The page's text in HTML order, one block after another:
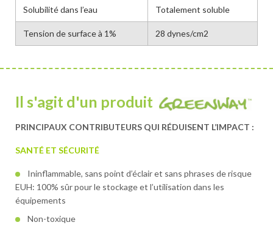
Solubilité dans l’eau Totalement soluble
Tension de surface à 1% 28 dynes/cm2
Il s'agit d'un produit
PRINCIPAUX CONTRIBUTEURS QUI RÉDUISENT L’IMPACT :
SANTÉ ET SÉCURITÉ
Ininflammable, sans point d’éclair et sans phrases de risque
EUH: 100% sûr pour le stockage et l’utilisation dans les
équipements
Non-toxique